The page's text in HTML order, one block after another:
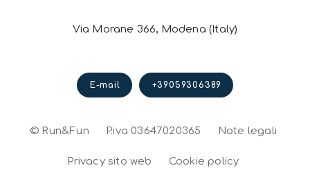
Via Morane 366, Modena (Italy)
E-mail +39059306389
© Run&Fun P.iva 03647020365 Note legali
Privacy sito web Cookie policy